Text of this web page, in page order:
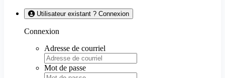
Utilisateur existant ? Connexion
Connexion
Adresse de courriel
Mot de passe